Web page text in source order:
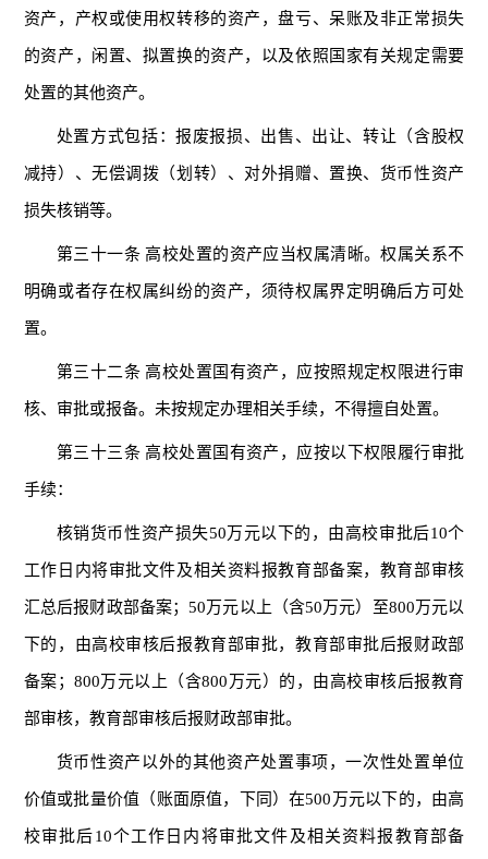
资产，产权或使用权转移的资产，盘亏、呆账及非正常损失
的资产，闲置、拟置换的资产，以及依照国家有关规定需要
处置的其他资产。
处置方式包括：报废报损、出售、出让、转让（含股权
减持）、无偿调拨（划转）、对外捐赠、置换、货币性资产
损失核销等。
第三十一条 高校处置的资产应当权属清晰。权属关系不
明确或者存在权属纠纷的资产，须待权属界定明确后方可处
置。
第三十二条 高校处置国有资产，应按照规定权限进行审
核、审批或报备。未按规定办理相关手续，不得擅自处置。
第三十三条 高校处置国有资产，应按以下权限履行审批
手续：
核销货币性资产损失50万元以下的，由高校审批后10个
工作日内将审批文件及相关资料报教育部备案，教育部审核
汇总后报财政部备案；50万元以上（含50万元）至800万元以
下的，由高校审核后报教育部审批，教育部审批后报财政部
备案；800万元以上（含800万元）的，由高校审核后报教育
部审核，教育部审核后报财政部审批。
货币性资产以外的其他资产处置事项，一次性处置单位
价值或批量价值（账面原值，下同）在500万元以下的，由高
校审批后10个工作日内将审批文件及相关资料报教育部备